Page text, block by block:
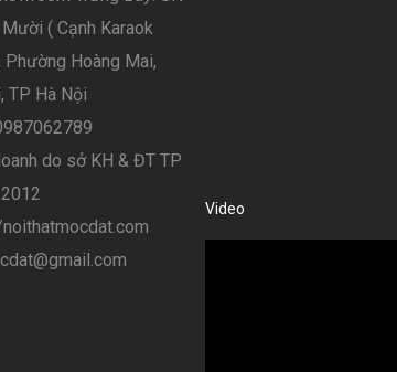
( Cạnh Karaok
Phường Hoàng Mai,
TP Hà Nội
do sở KH & ĐT TP
Video